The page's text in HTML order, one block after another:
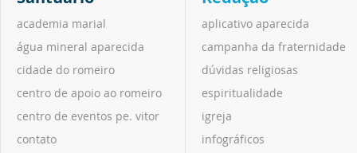
academia marial
água mineral aparecida
cidade do romeiro
centro de apoio ao romeiro
centro de eventos pe. vitor
contato
aplicativo aparecida
campanha da fraternidade
dúvidas religiosas
espiritualidade
igreja
infográficos